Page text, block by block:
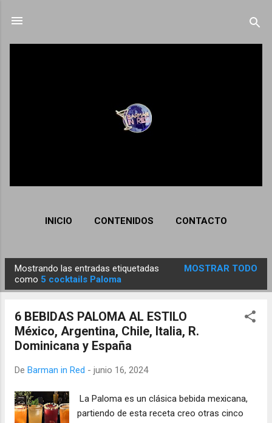
INICIO CONTENIDOS CONTACTO
n
Mostrando las entradas etiquetadas
como 5 cocktails Paloma
MOSTRAR TODO
6 BEBIDAS PALOMA AL ESTILO
México, Argentina, Chile, Italia, R.
Dominicana y España
De Barman in Red - junio 16, 2024
La Paloma es un clásica bebida mexicana,
partiendo de esta receta creo otras cinco